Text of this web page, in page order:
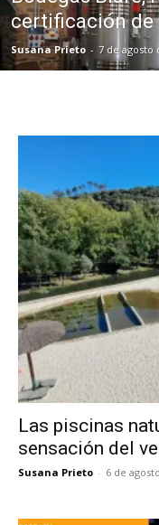
certificación de
Susana Prieto - 7 de agosto
Las piscinas
sensación del
Susana Prieto - 6 de